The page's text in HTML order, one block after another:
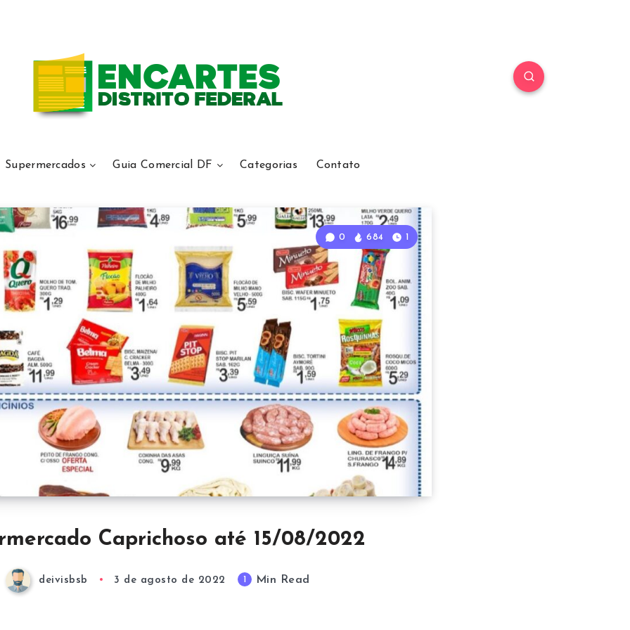
Supermercados Guia Comercial DF Categorias Contato
0 684 1
Caprichoso até 15/08/2022
deivisbsb 3 de agosto de 2022 1 Min Read